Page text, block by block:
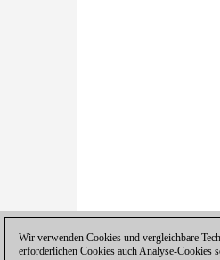
Wir verwenden Cookies und vergleichbare
erforderlichen Cookies auch Analyse-Cookies